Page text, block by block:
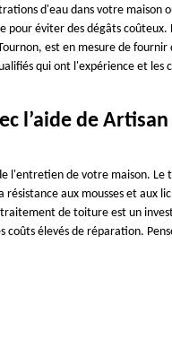
d'eau dans votre maison
pour éviter des dégâts
est en mesure de
qui ont l'expérience et les
l’aide de Artisan
l'entretien de votre maison.
aux mousses et aux
de toiture est un
élevés de réparation.